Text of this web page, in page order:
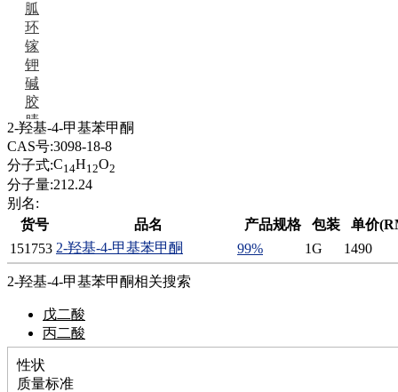
胍
环
镓
钾
碱
胶
腈
精
肼
醌
蜡
锂
啉
磷
硫
镁
锰
硅烷
2-羟基-4-甲基苯甲酮
CAS号:3098-18-8
分子式:C14H12O2
分子量:212.24
别名:
货号
品名 产品规格 包装
单价
151753 2-羟基-4-甲基苯甲酮 99% 1G 1490
性状
质量标准
2-羟基-4-甲基苯甲酮相关搜索
戊二酸
丙二酸